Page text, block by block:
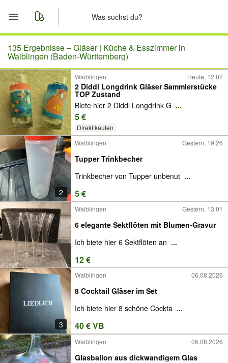
Start
Merkliste
Nachrichten
Anzeige aufgeben
135 Ergebnisse –Gläser | Küche & Esszimmer in
Waiblingen (Baden-Württemberg)
Waiblingen Heute, 12:02
2 Diddl Longdrink Gläser Sammlerstücke
TOP Zustand
Biete hier 2 Diddl Longdrink G ...
5 €
Direkt kaufen
2
Waiblingen Gestern, 19:26
Tupper Trinkbecher
Trinkbecher von Tupper unbenut ...
5 €
Waiblingen Gestern, 13:01
6 elegante Sektflöten mit Blumen-Gravur
Ich biete hier 6 Sektflöten an ...
12 €
3
Waiblingen 06.08.2026
8 Cocktail Gläser im Set
Ich biete hier 8 schöne Cockta ...
40 € VB
Waiblingen 06.08.2026
Glasballon aus dickwandigem Glas